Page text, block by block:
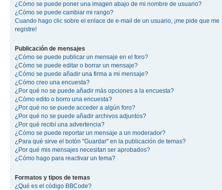
¿Cómo se puede poner una imagen abajo de mi nombre de usuario?
¿Cómo se puede cambiar mi rango?
Cuando hago clic sobre el enlace de e-mail de un usuario, ¡me pide que me
registre!
Publicación de mensajes
¿Cómo se puede publicar un mensaje en el foro?
¿Cómo se puede editar o borrar un mensaje?
¿Cómo se puede añadir una firma a mi mensaje?
¿Cómo creo una encuesta?
¿Por qué no se puede añadir más opciones a la encuesta?
¿Cómo edito o borro una encuesta?
¿Por qué no se puede acceder a algún foro?
¿Por qué no se puede añadir archivos adjuntos?
¿Por qué recibí una advertencia?
¿Cómo se puede reportar un mensaje a un moderador?
¿Para qué sirve el botón "Guardar" en la publicación de temas?
¿Por qué mis mensajes necesitan ser aprobados?
¿Cómo hago para reactivar un tema?
Formatos y tipos de temas
¿Qué es el código BBCode?